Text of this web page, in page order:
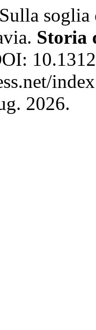
soglia
Storia
2026.